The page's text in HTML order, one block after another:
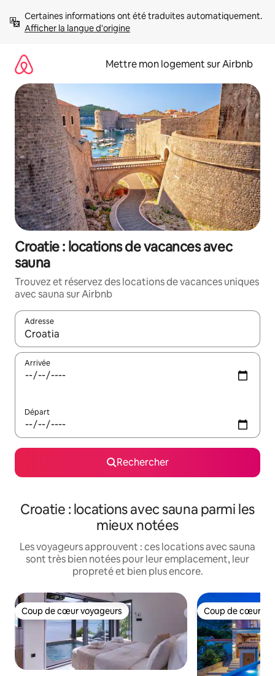
directement
Afficher la langue d'origine
Mettre mon logement sur Airbnb
Croatie : locations de vacances avec
sauna
Trouvez et réservez des locations de vacances uniques
avec sauna sur Airbnb
Adresse
Lorsque les résultats s'affichent, utilisez les flèches vers le
Arrivée
Départ
Rechercher
Croatie : locations avec sauna parmi les
mieux notées
Les voyageurs approuvent : ces locations avec sauna
sont très bien notées pour leur emplacement, leur
propreté et bien plus encore.
Coup de cœur voyageurs
Coup de cœur voyageurs Coup de cœur
Coup de cœur